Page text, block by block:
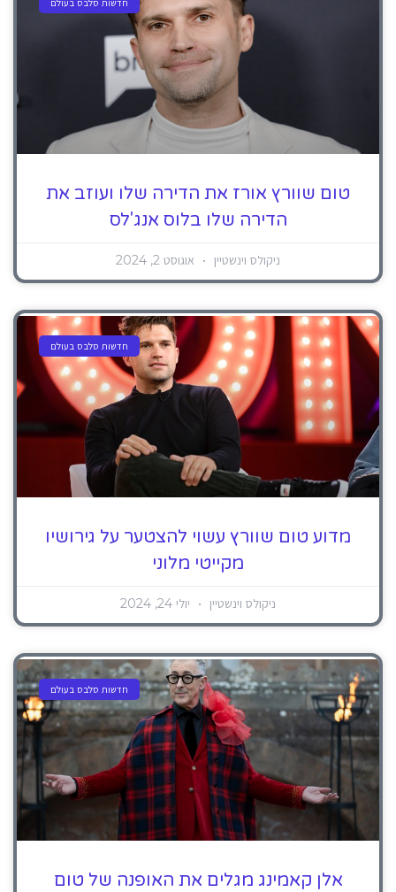
טום שוורץ אורז את הדירה שלו ועוזב את
הדירה שלו בלוס אנג'לס
ניקולס וינשטיין אוגוסט 2, 2024
חדשות סלבס בעולם
מדוע טום שוורץ עשוי להצטער על גירושיו
מקייטי מלוני
ניקולס וינשטיין יולי 24, 2024
חדשות סלבס בעולם
אלן קאמינג מגלים את האופנה של טום